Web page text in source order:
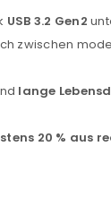
eines
USB 3.2 Gen2
zwischen
lange
20 % aus